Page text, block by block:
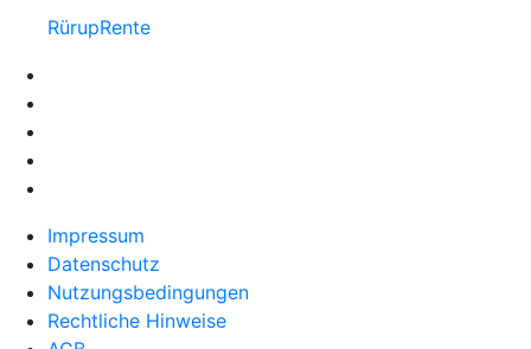
RürupRente
Impressum
Datenschutz
Nutzungsbedingungen
Rechtliche Hinweise